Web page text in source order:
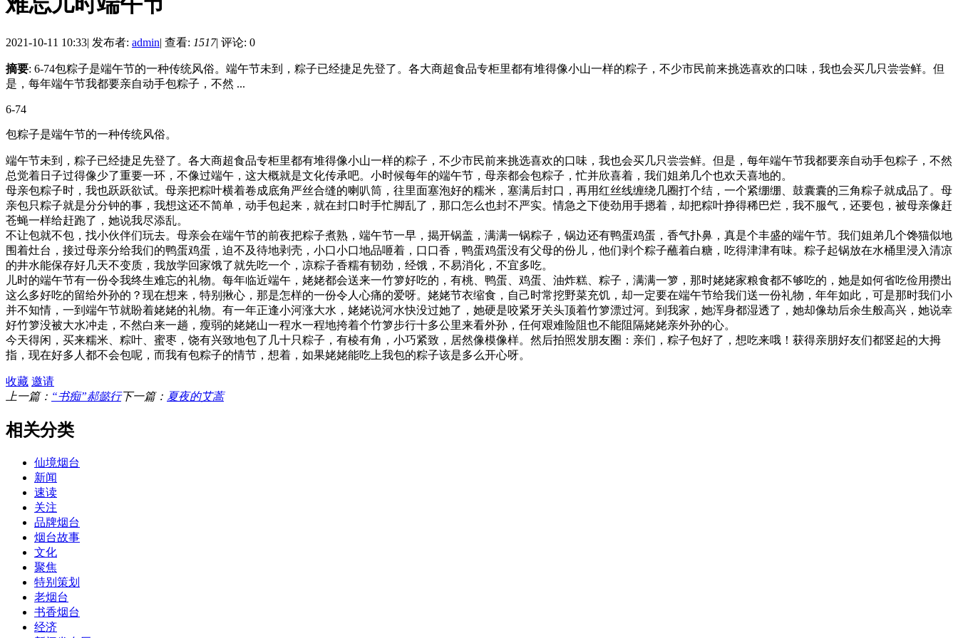
2021-10-11 10:33| 发布者: admin| 查看: 1517| 评论: 0
摘要: 6-74包粽子是端午节的一种传统风俗。端午节未到，粽子已经捷足先登了。各大商超食品专柜里都有堆得像小山一样的粽子，不少市民前来挑选喜欢的口味，我也会买几只尝尝鲜。但
是，每年端午节我都要亲自动手包粽子，不然 ...
6-74
包粽子是端午节的一种传统风俗。
端午节未到，粽子已经捷足先登了。各大商超食品专柜里都有堆得像小山一样的粽子，不少市民前来挑选喜欢的口味，我也会买几只尝尝鲜。但是，每年端午节我都要亲自动手包粽子，不然
总觉着日子过得像少了重要一环，不像过端午，这大概就是文化传承吧。小时候每年的端午节，母亲都会包粽子，忙并欣喜着，我们姐弟几个也欢天喜地的。
母亲包粽子时，我也跃跃欲试。母亲把粽叶横着卷成底角严丝合缝的喇叭筒，往里面塞泡好的糯米，塞满后封口，再用红丝线缠绕几圈打个结，一个紧绷绷、鼓囊囊的三角粽子就成品了。母
亲包只粽子就是分分钟的事，我想这还不简单，动手包起来，就在封口时手忙脚乱了，那口怎么也封不严实。情急之下使劲用手摁着，却把粽叶挣得稀巴烂，我不服气，还要包，被母亲像赶
苍蝇一样给赶跑了，她说我尽添乱。
不让包就不包，找小伙伴们玩去。母亲会在端午节的前夜把粽子煮熟，端午节一早，揭开锅盖，满满一锅粽子，锅边还有鸭蛋鸡蛋，香气扑鼻，真是个丰盛的端午节。我们姐弟几个馋猫似地
围着灶台，接过母亲分给我们的鸭蛋鸡蛋，迫不及待地剥壳，小口小口地品咂着，口口香，鸭蛋鸡蛋没有父母的份儿，他们剥个粽子蘸着白糖，吃得津津有味。粽子起锅放在水桶里浸入清凉
的井水能保存好几天不变质，我放学回家饿了就先吃一个，凉粽子香糯有韧劲，经饿，不易消化，不宜多吃。
儿时的端午节有一份令我终生难忘的礼物。每年临近端午，姥姥都会送来一竹箩好吃的，有桃、鸭蛋、鸡蛋、油炸糕、粽子，满满一箩，那时姥姥家粮食都不够吃的，她是如何省吃俭用攒出
这么多好吃的留给外孙的？现在想来，特别揪心，那是怎样的一份令人心痛的爱呀。姥姥节衣缩食，自己时常挖野菜充饥，却一定要在端午节给我们送一份礼物，年年如此，可是那时我们小
并不知情，一到端午节就盼着姥姥的礼物。有一年正逢小河涨大水，姥姥说河水快没过她了，她硬是咬紧牙关头顶着竹箩漂过河。到我家，她浑身都湿透了，她却像劫后余生般高兴，她说幸
好竹箩没被大水冲走，不然白来一趟，瘦弱的姥姥山一程水一程地挎着个竹箩步行十多公里来看外孙，任何艰难险阻也不能阻隔姥姥亲外孙的心。
今天得闲，买来糯米、粽叶、蜜枣，饶有兴致地包了几十只粽子，有棱有角，小巧紧致，居然像模像样。然后拍照发朋友圈：亲们，粽子包好了，想吃来哦！获得亲朋好友们都竖起的大拇
指，现在好多人都不会包呢，而我有包粽子的情节，想着，如果姥姥能吃上我包的粽子该是多么开心呀。
收藏 邀请
上一篇： “书痴”郝懿行下一篇： 夏夜的艾蒿
相关分类
仙境烟台
新闻
速读
关注
品牌烟台
烟台故事
文化
聚焦
特别策划
老烟台
书香烟台
经济